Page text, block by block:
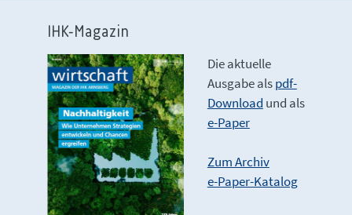
IHK-Magazin
Die aktuelle
Ausgabe alspdf-
Download und als
e-Paper
Zum Archiv
e-Paper-Katalog